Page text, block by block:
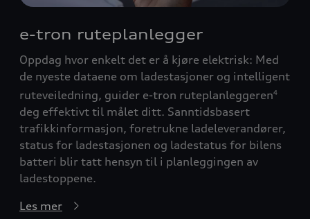
e-tron ruteplanlegger
Oppdag hvor enkelt det er å kjøre elektrisk: Med
de nyeste dataene om ladestasjoner og intelligent
ruteveiledning, guider e-tron ruteplanleggeren4
deg effektivt til målet ditt. Sanntidsbasert
trafikkinformasjon, foretrukne ladeleverandører,
status for ladestasjonen og ladestatus for bilens
batteri blir tatt hensyn til i planleggingen av
ladestoppene.
Les mer